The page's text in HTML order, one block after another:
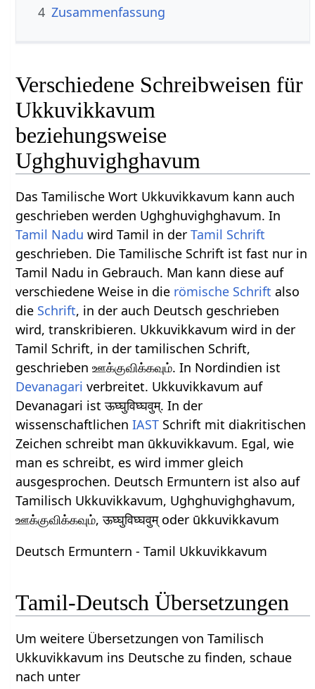
4 Zusammenfassung
Verschiedene Schreibweisen für
Ukkuvikkavum
beziehungsweise
Ughghuvighghavum
Das Tamilische Wort Ukkuvikkavum kann auch
geschrieben werden Ughghuvighghavum. In
Tamil Nadu wird Tamil in derTamil Schrift
geschrieben. Die Tamilische Schrift ist fast nur in
Tamil Nadu in Gebrauch. Man kann diese auf
verschiedene Weise in die römische Schrift also
die Schrift, in der auch Deutsch geschrieben
wird, transkribieren. Ukkuvikkavum wird in der
Tamil Schrift, in der tamilischen Schrift,
geschrieben ஊக்குவிக்கவும். In Nordindien ist
Devanagari verbreitet. Ukkuvikkavum auf
Devanagari ist ऊघ्घुविघ्घवुम्. In der
wissenschaftlichenIAST Schrift mit diakritischen
Zeichen schreibt man ūkkuvikkavum. Egal, wie
man es schreibt, es wird immer gleich
ausgesprochen. Deutsch Ermuntern ist also auf
Tamilisch Ukkuvikkavum, Ughghuvighghavum,
ஊக்குவிக்கவும், ऊघ्घुविघ्घवुम् oder ūkkuvikkavum
Deutsch Ermuntern - Tamil Ukkuvikkavum
Tamil-Deutsch Übersetzungen
Um weitere Übersetzungen von Tamilisch
Ukkuvikkavum ins Deutsche zu finden, schaue
nach unter